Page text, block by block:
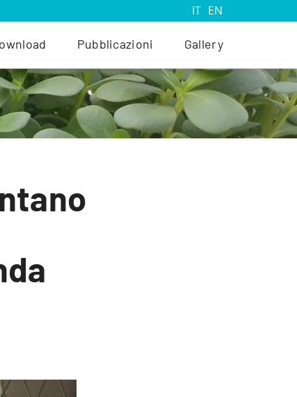
IT EN
Pubblicazioni Gallery